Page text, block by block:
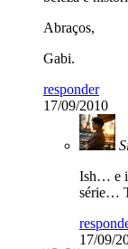
Abraços,
Gabi.
responder
17/09/2010
Ish… e
série…
17/09/